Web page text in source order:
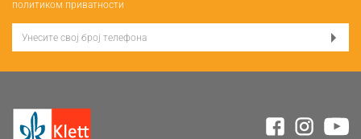
политиком приватности